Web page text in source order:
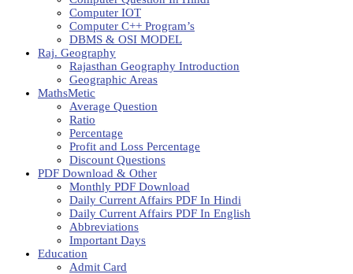
Computer IOT
Computer C++ Program’s
DBMS & OSI MODEL
Raj. Geography
Rajasthan Geography Introduction
Geographic Areas
MathsMetic
Average Question
Ratio
Percentage
Profit and Loss Percentage
Discount Questions
PDF Download & Other
Monthly PDF Download
Daily Current Affairs PDF In Hindi
Daily Current Affairs PDF In English
Abbreviations
Important Days
Education
Admit Card